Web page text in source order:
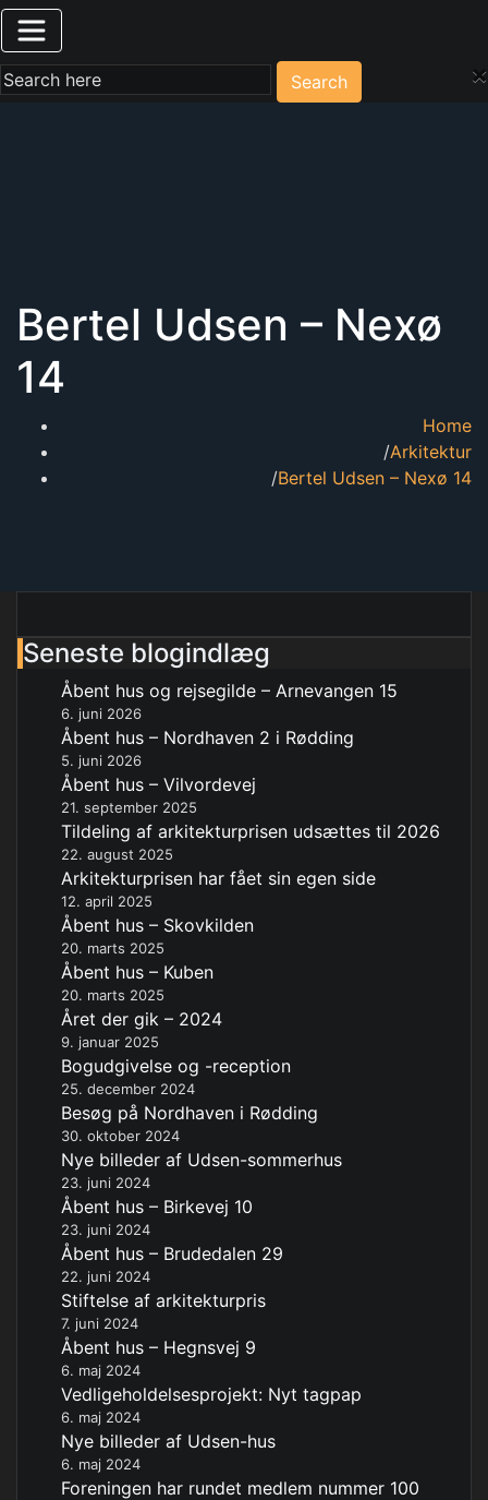
×
Search
Bertel Udsen – Nexø
14
Home
Arkitektur
Bertel Udsen – Nexø 14
Seneste blogindlæg
Åbent hus og rejsegilde – Arnevangen 15
6. juni 2026
Åbent hus – Nordhaven 2 i Rødding
5. juni 2026
Åbent hus – Vilvordevej
21. september 2025
Tildeling af arkitekturprisen udsættes til 2026
22. august 2025
Arkitekturprisen har fået sin egen side
12. april 2025
Åbent hus – Skovkilden
20. marts 2025
Åbent hus – Kuben
20. marts 2025
Året der gik – 2024
9. januar 2025
Bogudgivelse og -reception
25. december 2024
Besøg på Nordhaven i Rødding
30. oktober 2024
Nye billeder af Udsen-sommerhus
23. juni 2024
Åbent hus – Birkevej 10
23. juni 2024
Åbent hus – Brudedalen 29
22. juni 2024
Stiftelse af arkitekturpris
7. juni 2024
Åbent hus – Hegnsvej 9
6. maj 2024
Vedligeholdelsesprojekt: Nyt tagpap
6. maj 2024
Nye billeder af Udsen-hus
6. maj 2024
Foreningen har rundet medlem nummer 100